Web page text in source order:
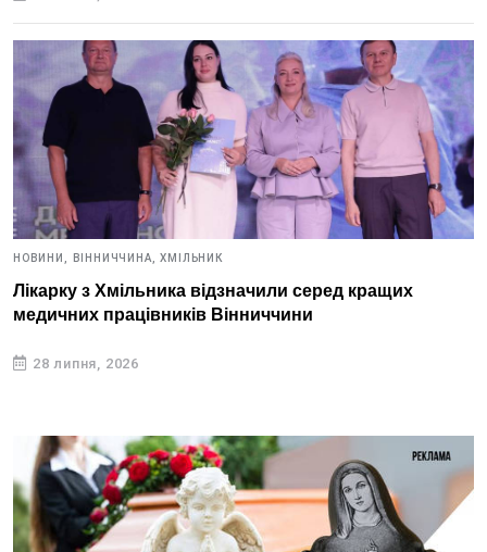
НОВИНИ, ВІННИЧЧИНА, ХМІЛЬНИК
Лікарку з Хмільника відзначили серед кращих
медичних працівників Вінниччини
28 липня, 2026